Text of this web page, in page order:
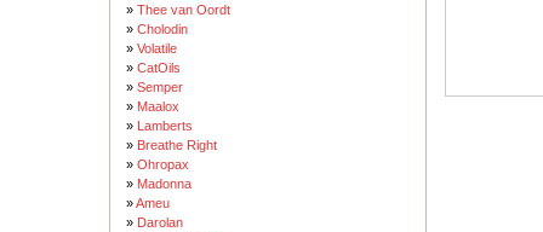
» Thee van Oordt
» Cholodin
» Volatile
» CatOils
» Semper
» Maalox
» Lamberts
» Breathe Right
» Ohropax
» Madonna
»Ameu
» Darolan